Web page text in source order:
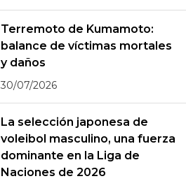
Terremoto de Kumamoto:
balance de víctimas mortales
y daños
30/07/2026
La selección japonesa de
voleibol masculino, una fuerza
dominante en la Liga de
Naciones de 2026